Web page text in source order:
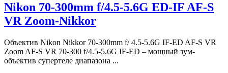
Nikon 70-300mm f/4.5-5.6G ED-IF AF-S
VR Zoom-Nikkor
Объектив Nikon Nikkor 70-300mm f/ 4.5-5.6G IF-ED AF-S VR
Zoom AF-S VR 70-300 f/4.5-5.6G IF-ED – мощный зум-
объектив супертеле диапазона ...